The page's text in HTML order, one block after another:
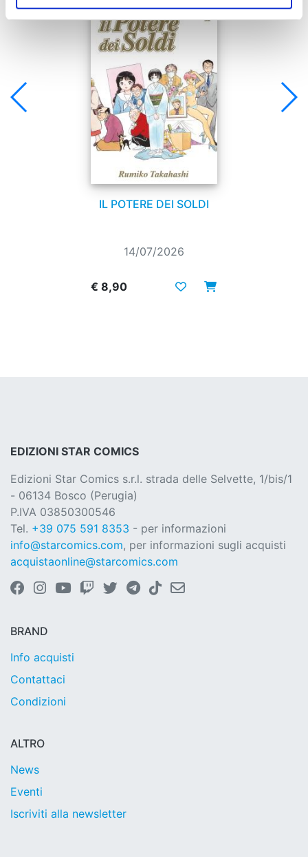
IL POTERE DEI SOLDI
14/07/2026
€ 8,90
EDIZIONI STAR COMICS
Edizioni Star Comics s.r.l. strada delle Selvette, 1/bis/1
- 06134 Bosco (Perugia)
P.IVA 03850300546
Tel. +39 075 591 8353 - per informazioni
info@starcomics.com, per informazioni sugli acquisti
acquistaonline@starcomics.com
BRAND
Info acquisti
Contattaci
Condizioni
ALTRO
News
Eventi
Iscriviti alla newsletter